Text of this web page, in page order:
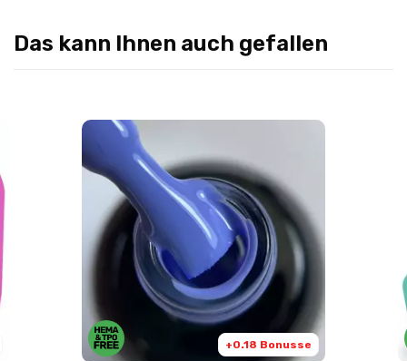
Das kann Ihnen auch gefallen
+0.18 Bonusse